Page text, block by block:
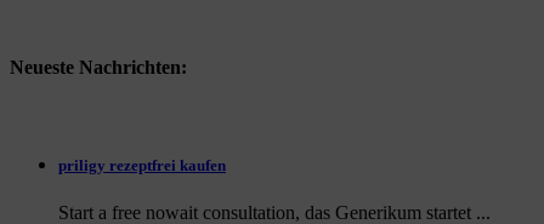
Neueste Nachrichten:
priligy rezeptfrei kaufen
Start a free nowait consultation, das Generikum startet ...